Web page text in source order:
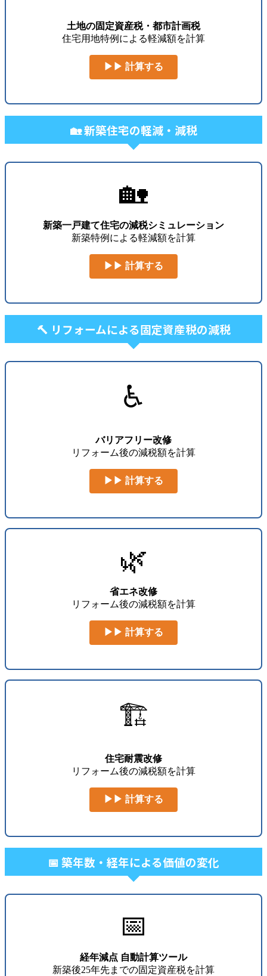
土地の固定資産税・都市計画税
住宅用地特例による軽減額を計算
▶▶ 計算する
🏡 新築住宅の軽減・減税
🏡
新築一戸建て住宅の減税シミュレーション
新築特例による軽減額を計算
▶▶ 計算する
🔨 リフォームによる固定資産税の減税
♿
バリアフリー改修
リフォーム後の減税額を計算
▶▶ 計算する
🌿
省エネ改修
リフォーム後の減税額を計算
▶▶ 計算する
🏗️
住宅耐震改修
リフォーム後の減税額を計算
▶▶ 計算する
📅 築年数・経年による価値の変化
📅
経年減点 自動計算ツール
新築後25年先までの固定資産税を計算